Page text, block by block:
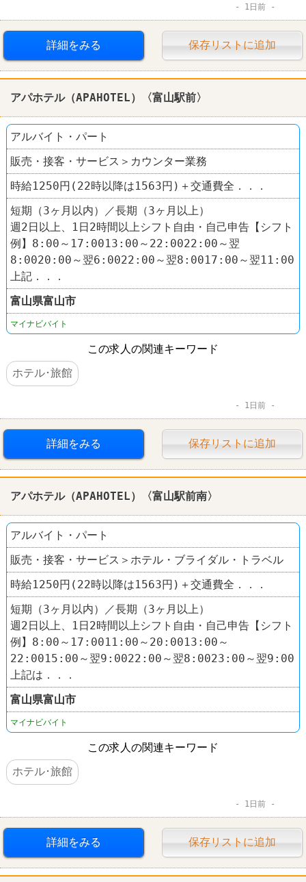
1日前
詳細をみる 保存リストに追加
アパホテル（APAHOTEL）〈富山駅前〉
アルバイト・パート
販売・接客・サービス＞カウンター業務
時給1250円(22時以降は1563円)＋交通費全．．．
短期（3ヶ月以内）／長期（3ヶ月以上）
週2日以上、1日2時間以上シフト自由・自己申告【シフト
例】8:00～17:0013:00～22:0022:00～翌
8:0020:00～翌6:0022:00～翌8:0017:00～翌11:00
上記．．．
富山県富山市
マイナビバイト
この求人の関連キーワード
ホテル･旅館
1日前
詳細をみる 保存リストに追加
アパホテル（APAHOTEL）〈富山駅前南〉
アルバイト・パート
販売・接客・サービス＞ホテル・ブライダル・トラベル
時給1250円(22時以降は1563円)＋交通費全．．．
短期（3ヶ月以内）／長期（3ヶ月以上）
週2日以上、1日2時間以上シフト自由・自己申告【シフト
例】8:00～17:0011:00～20:0013:00～
22:0015:00～翌9:0022:00～翌8:0023:00～翌9:00
上記は．．．
富山県富山市
マイナビバイト
この求人の関連キーワード
ホテル･旅館
1日前
詳細をみる 保存リストに追加